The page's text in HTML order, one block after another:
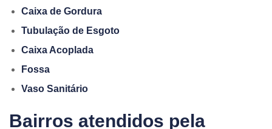
Caixa de Gordura
Tubulação de Esgoto
Caixa Acoplada
Fossa
Vaso Sanitário
Bairros atendidos pela